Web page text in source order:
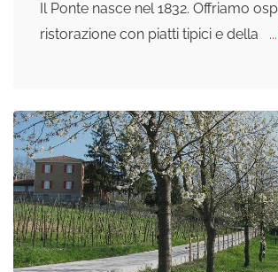
Il Ponte nasce nel 1832. Offriamo
ristorazione con piatti tipici e della